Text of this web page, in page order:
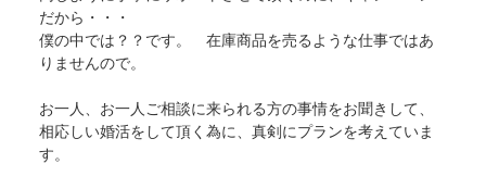
だから・・・
僕の中では？？です。 在庫商品を売るような仕事ではあ
りませんので。
お一人、お一人ご相談に来られる方の事情をお聞きして、
相応しい婚活をして頂く為に、真剣にプランを考えていま
す。